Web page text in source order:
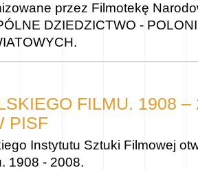
przez Filmotekę
DZIEDZICTWO -
FILMU. 1908 –
PISF
Instytutu Sztuki Filmowej
1908 - 2008.